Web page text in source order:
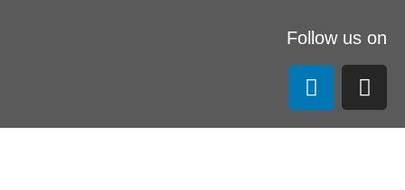
Follow us on